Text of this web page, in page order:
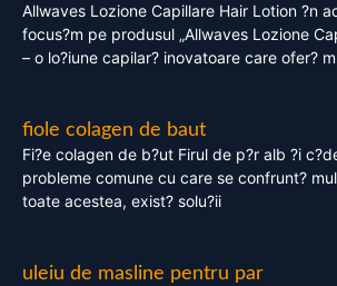
Allwaves Lozione Capillare Hair Lotion ?n
focus?m pe produsul „Allwaves Lozione
– o lo?iune capilar? inovatoare care ofer?
fiole colagen de baut
Fi?e colagen de b?ut Firul de p?r alb ?i
probleme comune cu care se confrunt?
toate acestea, exist? solu?ii
uleiu de masline pentru par